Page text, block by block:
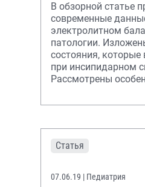
В обзорной статье
современные
электролитном
патологии.
состояния, которые
при инсипидарном
Рассмотрены
диагностики и
Статья
07.06.19 | Педиатрия